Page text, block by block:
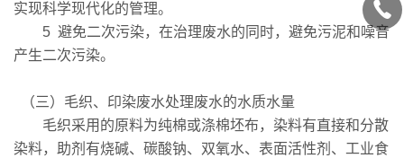
实现科学现代化的管理。
5 避免二次污染，在治理废水的同时，避免污泥和噪音
产生二次污染。
（三）毛织、印染废水处理废水的水质水量
毛织采用的原料为纯棉或涤棉坯布，染料有直接和分散
染料，助剂有烧碱、碳酸钠、双氧水、表面活性剂、工业食